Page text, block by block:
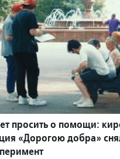
просить о помощи:
«Дорогою добра»